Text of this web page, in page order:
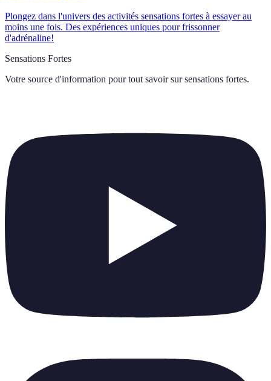
Plongez dans l'univers des activités sensations fortes à essayer au
moins une fois. Des expériences uniques pour frissonner
d'adrénaline!
Sensations Fortes
Votre source d'information pour tout savoir sur sensations fortes.